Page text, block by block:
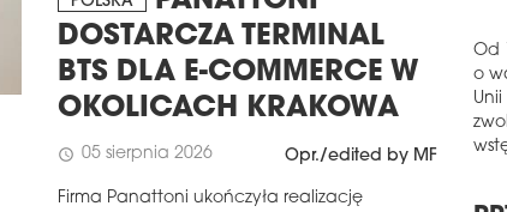
DOSTARCZA TERMINAL
BTS DLA E-COMMERCE W
OKOLICACH KRAKOWA
schedule 05 sierpnia 2026 Opr./edited by MF
Firma Panattoni ukończyła realizację
Od
o